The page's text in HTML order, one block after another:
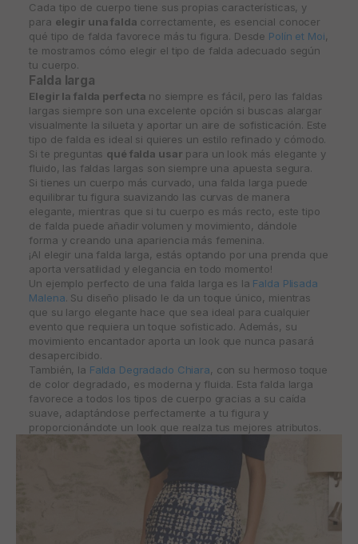
Cada tipo de cuerpo tiene sus propias características, y
para elegir una falda correctamente, es esencial conocer
qué tipo de falda favorece más tu figura. Desde Polín et Moi,
te mostramos cómo elegir el tipo de falda adecuado según
tu cuerpo.
Falda larga
Elegir la falda perfecta no siempre es fácil, pero las faldas
largas siempre son una excelente opción si buscas alargar
visualmente la silueta y aportar un aire de sofisticación. Este
tipo de falda es ideal si quieres un estilo refinado y cómodo.
Si te preguntas qué falda usar para un look más elegante y
fluido, las faldas largas son siempre una apuesta segura.
Si tienes un cuerpo más curvado, una falda larga puede
equilibrar tu figura suavizando las curvas de manera
elegante, mientras que si tu cuerpo es más recto, este tipo
de falda puede añadir volumen y movimiento, dándole
forma y creando una apariencia más femenina.
¡Al elegir una falda larga, estás optando por una prenda que
aporta versatilidad y elegancia en todo momento!
Un ejemplo perfecto de una falda larga es la Falda Plisada
Malena. Su diseño plisado le da un toque único, mientras
que su largo elegante hace que sea ideal para cualquier
evento que requiera un toque sofisticado. Además, su
movimiento encantador aporta un look que nunca pasará
desapercibido.
También, la Falda Degradado Chiara, con su hermoso toque
de color degradado, es moderna y fluida. Esta falda larga
favorece a todos los tipos de cuerpo gracias a su caída
suave, adaptándose perfectamente a tu figura y
proporcionándote un look que realza tus mejores atributos.